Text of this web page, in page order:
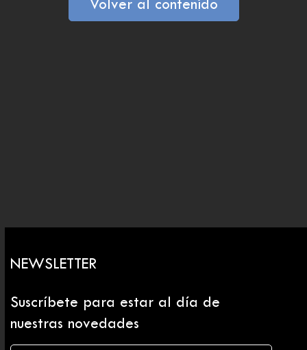
Volver al contenido
NEWSLETTER
Suscríbete para estar al día de
nuestras novedades